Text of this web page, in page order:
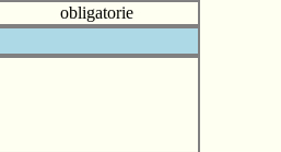
obligatorie